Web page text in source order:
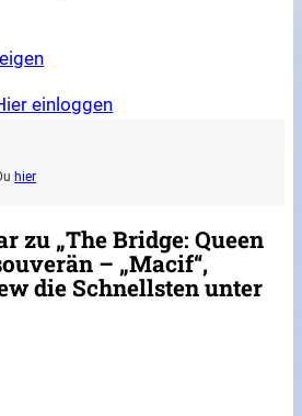
einloggen
hier
zu „The Bridge: Queen
– „Macif“,
die Schnellsten unter